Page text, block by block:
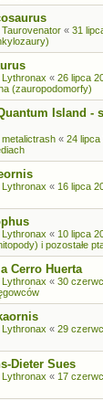
Taurovenator « 31
Lythronax « 26 lipca
(zauropodomorfy)
Island -
metalictrash « 24 lipca
Lythronax « 16 lipca
Lythronax « 10 lipca
i pozostałe
Cerro Huerta
Lythronax « 30
Lythronax « 29
Dieter Sues
Lythronax « 17